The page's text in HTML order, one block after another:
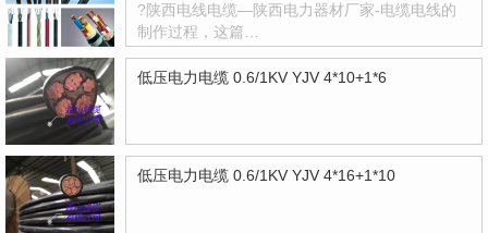
?陕西电线电缆—陕西电力器材厂家-电缆电线的
制作过程，这篇…
低压电力电缆 0.6/1KV YJV 4*10+1*6
低压电力电缆 0.6/1KV YJV 4*16+1*10